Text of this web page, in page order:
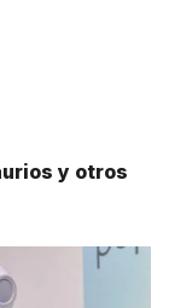
y otros